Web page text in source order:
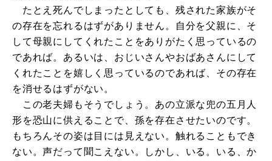
たとえ死んでしまったとしても、残された家族がそ
の存在を忘れるはずがありません。自分を父親に、そ
して母親にしてくれたことをありがたく思っているの
であれば。あるいは、おじいさんやおばあさんにして
くれたことを嬉しく思っているのであれば、その存在
を消せるはずがない。
この老夫婦もそうでしょう。あの立派な兜の五月人
形を恐山に供えることで、孫を存在させたいのです。
もちろんその姿は目には見えない。触れることもでき
ない。声だって聞こえない。しかし、いる。いる、か